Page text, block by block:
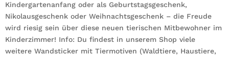
Kindergartenanfang oder als Geburtstagsgeschenk,
Nikolausgeschenk oder Weihnachtsgeschenk – die Freude
wird riesig sein über diese neuen tierischen Mitbewohner im
Kinderzimmer! Info: Du findest in unserem Shop viele
weitere Wandsticker mit Tiermotiven (Waldtiere, Haustiere,